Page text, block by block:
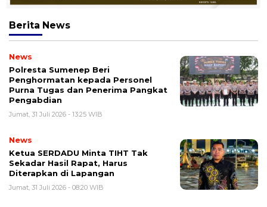
Berita News
News
Polresta Sumenep Beri
Penghormatan kepada Personel
Purna Tugas dan Penerima Pangkat
Pengabdian
Jumat, 31 Juli 2026 - 13:25 WIB
News
Ketua SERDADU Minta TIHT Tak
Sekadar Hasil Rapat, Harus
Diterapkan di Lapangan
Jumat, 31 Juli 2026 - 08:20 WIB